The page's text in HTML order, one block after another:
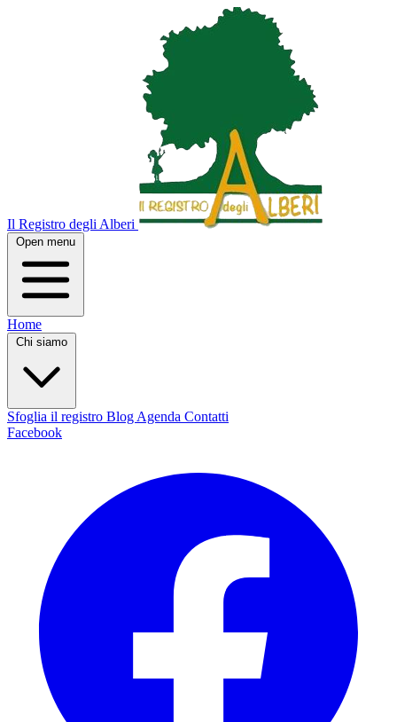
Il Registro degli Alberi
Open menu
Home
Chi siamo
Sfoglia il registro Blog Agenda Contatti
Facebook